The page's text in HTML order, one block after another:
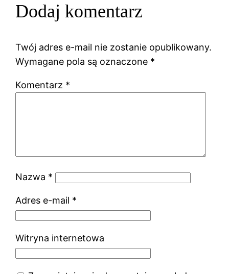
Dodaj komentarz
Twój adres e-mail nie zostanie opublikowany.
Wymagane pola są oznaczone *
Komentarz *
Nazwa *
Adres e-mail *
Witryna internetowa